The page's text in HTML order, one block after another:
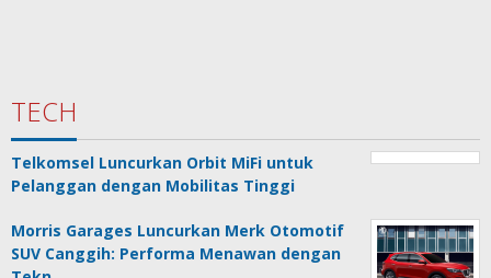
TECH
Telkomsel Luncurkan Orbit MiFi untuk
Pelanggan dengan Mobilitas Tinggi
Morris Garages Luncurkan Merk Otomotif
SUV Canggih: Performa Menawan dengan